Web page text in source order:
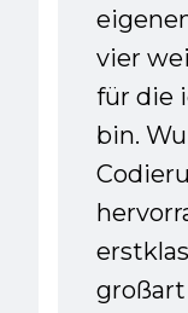
vier
für die
bin.